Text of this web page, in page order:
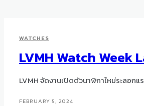
WATCHES
LVMH Watch Week
LVMH จัดงานเปิดตัวนาฬิกาใหม่ระลอก
FEBRUARY 5, 2024